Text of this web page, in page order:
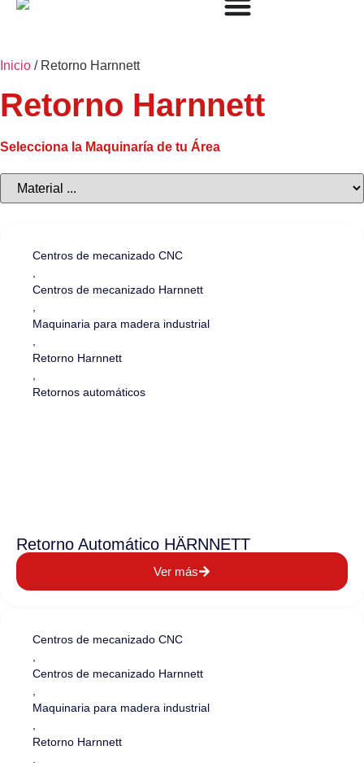
Inicio / Retorno Harnnett
Retorno Harnnett
Selecciona la Maquinaría de tu Área
Centros de mecanizado CNC
Centros de mecanizado Harnnett
Maquinaria para madera industrial
Retorno Harnnett
Retornos automáticos
Retorno Automático HÄRNNETT
Ver más
Centros de mecanizado CNC
Centros de mecanizado Harnnett
Maquinaria para madera industrial
Retorno Harnnett